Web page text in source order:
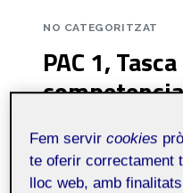
NO CATEGORITZAT
PAC 1,
Júlia Florences
Comp. per
Fem servircookies
te oferir correctament
lloc web, amb